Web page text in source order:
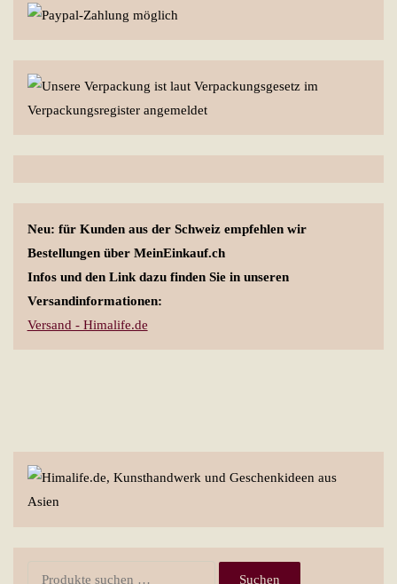
Neu: für Kunden aus der Schweiz empfehlen wir
Bestellungen über MeinEinkauf.ch
Infos und den Link dazu finden Sie in unseren
Versandinformationen:
Versand - Himalife.de
Suchen
Suchen